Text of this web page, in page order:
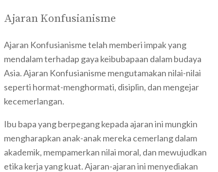
Ajaran Konfusianisme
Ajaran Konfusianisme telah memberi impak yang
mendalam terhadap gaya keibubapaan dalam budaya
Asia. Ajaran Konfusianisme mengutamakan nilai-nilai
seperti hormat-menghormati, disiplin, dan mengejar
kecemerlangan.
Ibu bapa yang berpegang kepada ajaran ini mungkin
mengharapkan anak-anak mereka cemerlang dalam
akademik, mempamerkan nilai moral, dan mewujudkan
etika kerja yang kuat. Ajaran-ajaran ini menyediakan